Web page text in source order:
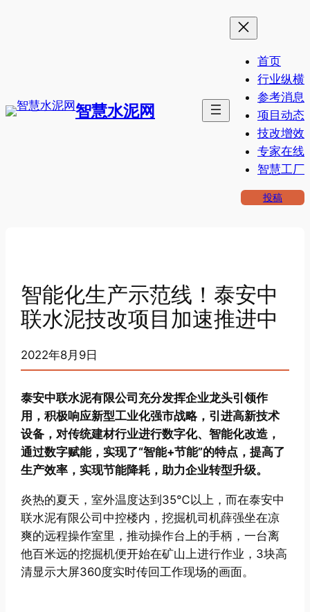
智慧水泥网
首页
行业纵横
参考消息
项目动态
技改增效
专家在线
智慧工厂
投稿
智能化生产示范线！泰安中
联水泥技改项目加速推进中
2022年8月9日
泰安中联水泥有限公司充分发挥企业龙头引领作
用，积极响应新型工业化强市战略，引进高新技术
设备，对传统建材行业进行数字化、智能化改造，
通过数字赋能，实现了“智能+节能”的特点，提高了
生产效率，实现节能降耗，助力企业转型升级。
炎热的夏天，室外温度达到35℃以上，而在泰安中
联水泥有限公司中控楼内，挖掘机司机薛强坐在凉
爽的远程操作室里，推动操作台上的手柄，一台离
他百米远的挖掘机便开始在矿山上进行作业，3块高
清显示大屏360度实时传回工作现场的画面。